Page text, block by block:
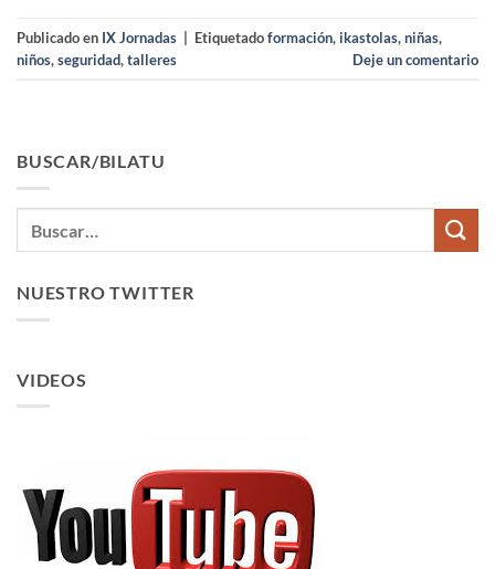
Publicado en IX Jornadas Etiquetadoformación,ikastolas,niñas,
niños,seguridad,talleres Deje un comentario
BUSCAR/BILATU
NUESTRO TWITTER
VIDEOS